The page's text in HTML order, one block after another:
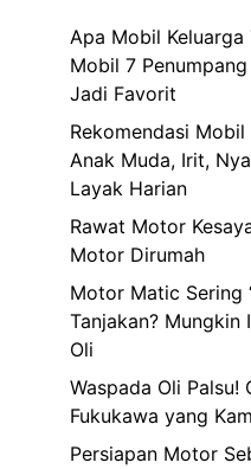
Apa Mobil Keluarga
Mobil 7
Jadi Favorit
Rekomendasi
Anak Muda, Irit,
Layak Harian
Rawat Motor
Motor Dirumah
Motor Matic Sering
Tanjakan? Mungkin
Oli
Waspada Oli Palsu!
Fukukawa yang
Persiapan Motor